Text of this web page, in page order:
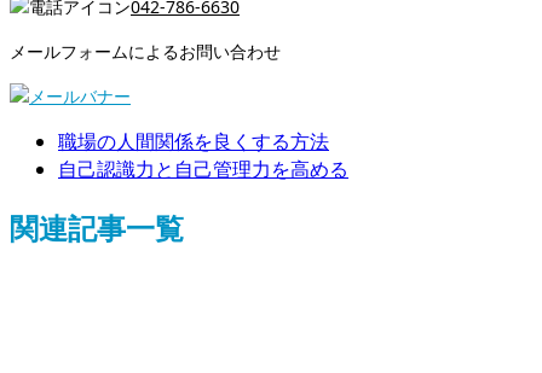
042-786-6630
メールフォームによるお問い合わせ
職場の人間関係を良くする方法
自己認識力と自己管理力を高める
関連記事一覧